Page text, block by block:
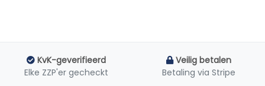
KvK-geverifieerd
Elke ZZP'er gecheckt
Veilig betalen
Betaling via Stripe